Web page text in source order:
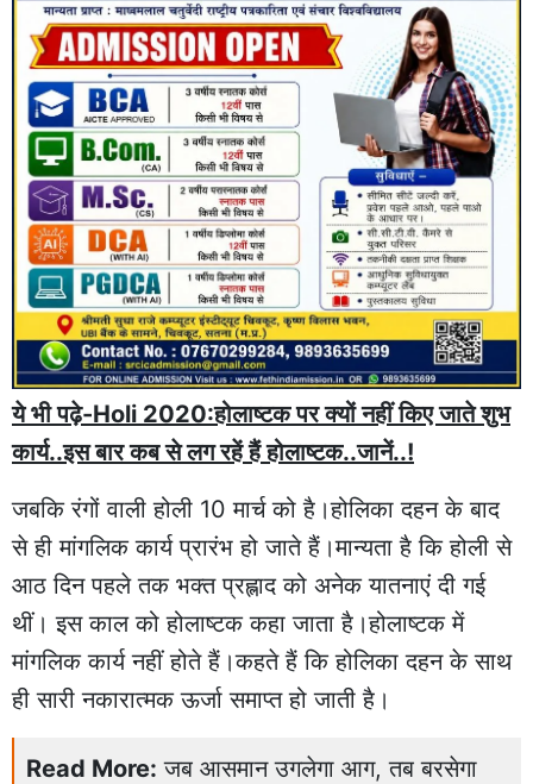
ये भी पढ़े-Holi 2020:होलाष्टक पर क्यों नहीं किए जाते शुभ
कार्य..इस बार कब से लग रहें हैं होलाष्टक..जानें..!
जबकि रंगों वाली होली 10 मार्च को है।होलिका दहन के बाद
से ही मांगलिक कार्य प्रारंभ हो जाते हैं।मान्‍यता है कि होली से
आठ दिन पहले तक भक्त प्रह्लाद को अनेक यातनाएं दी गई
थीं। इस काल को होलाष्टक कहा जाता है।होलाष्टक में
मांगलिक कार्य नहीं होते हैं।कहते हैं कि होलिका दहन के साथ
ही सारी नकारात्‍मक ऊर्जा समाप्‍त हो जाती है।
Read More: जब आसमान उगलेगा आग, तब बरसेगा